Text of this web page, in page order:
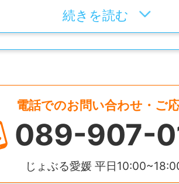
勤
自動車運転免許 歓迎：大型自
、車両系建設機械の運転資格、
イバー
続きを読む
電話でのお問い合わせ・ご
089-907-
じょぶる愛媛 平日